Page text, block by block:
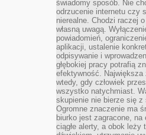
świadomy sposób. Nie
odrzucenie internetu czy
nierealne. Chodzi raczej
własną uwagą.
powiadomień,
aplikacji, ustalenie
odpisywanie i
głębokiej pracy potrafią
efektywność.
wtedy, gdy człowiek
wszystko natychmiast.
skupienie nie bierze się z
Ogromne znaczenie ma
biurko jest zagracone, na
ciągłe alerty, a obok leży